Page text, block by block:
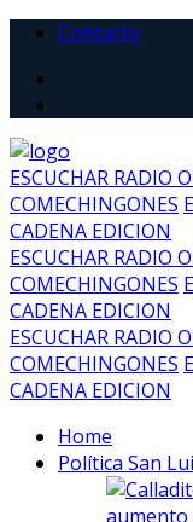
Contacto
ESCUCHAR RADIO
COMECHINGONES
CADENA EDICION
ESCUCHAR RADIO
COMECHINGONES
CADENA EDICION
ESCUCHAR RADIO
COMECHINGONES
CADENA EDICION
Home
Política San